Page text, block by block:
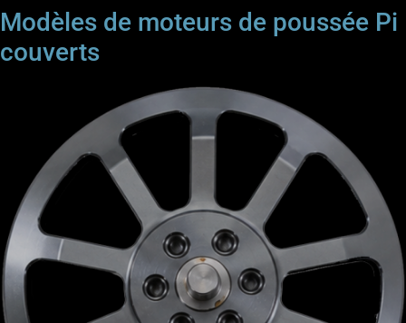
Modèles de moteurs de poussée Pi
couverts